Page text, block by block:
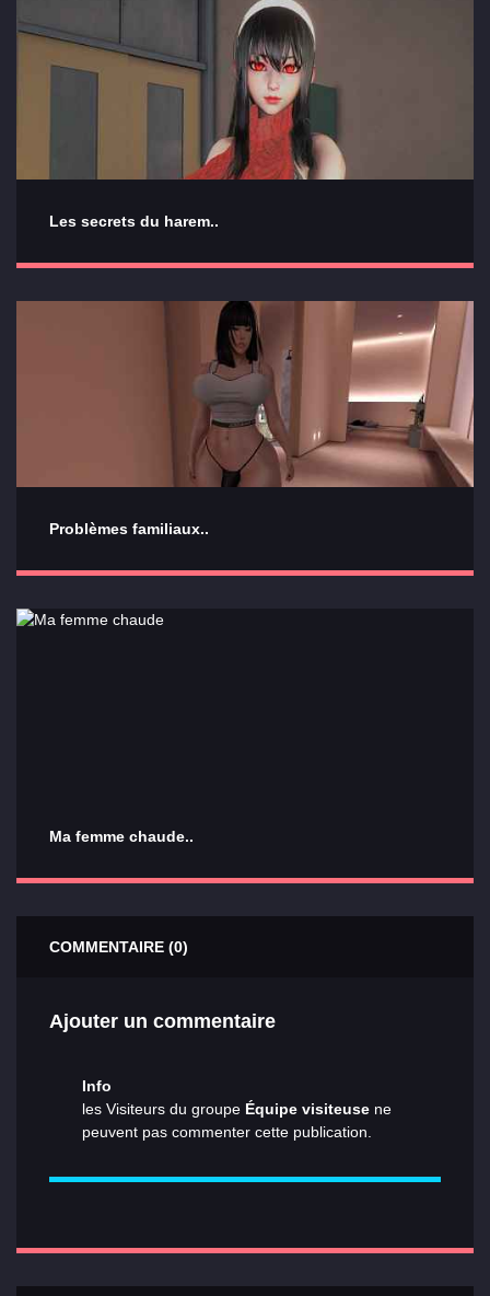
Les secrets du harem..
Problèmes familiaux..
Ma femme chaude..
COMMENTAIRE (0)
Ajouter un commentaire
Info
les Visiteurs du groupe Équipe visiteuse ne
peuvent pas commenter cette publication.